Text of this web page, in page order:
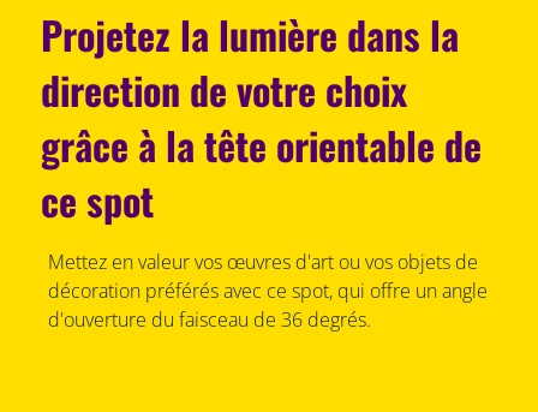
Projetez la lumière dans la
direction de votre choix
grâce à la tête orientable de
ce spot
Mettez en valeur vos œuvres d'art ou vos objets de
décoration préférés avec ce spot, qui offre un angle
d'ouverture du faisceau de 36 degrés.